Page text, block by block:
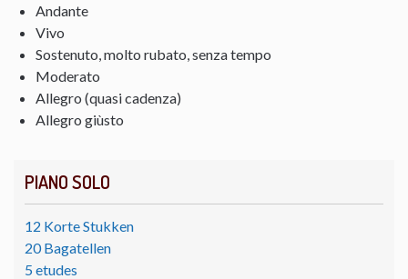
PIANO SOLO
12 Korte Stukken
20 Bagatellen
5 etudes
Andante
Vivo
Sostenuto, molto rubato, senza tempo
Moderato
Allegro (quasi cadenza)
Allegro giùsto